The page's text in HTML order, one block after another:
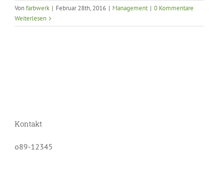
Vonfarbwerk | Februar 28th, 2016 | Management | 0 Kommentare
Weiterlesen
Kontakt
o89-12345